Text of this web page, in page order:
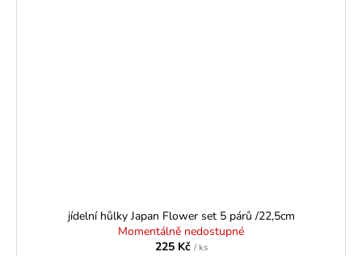
jídelní hůlky Japan Flower set 5 párů /22,5cm
Momentálně nedostupné
225 Kč / ks